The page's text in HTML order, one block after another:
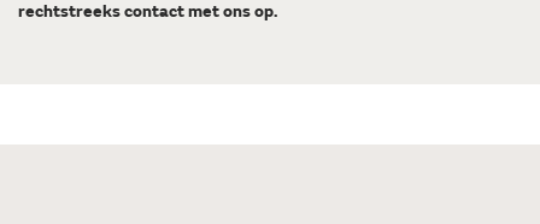
rechtstreeks contact met ons op.